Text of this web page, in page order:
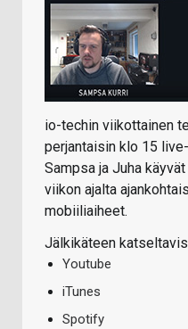
io-techin viikottainen
perjantaisin klo 15
Sampsa ja Juha
viikon ajalta
mobiiliaiheet.
Jälkikäteen
Youtube
iTunes
Spotify